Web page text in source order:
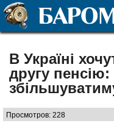
В Україні
другу пенсію:
Просмотров: 228